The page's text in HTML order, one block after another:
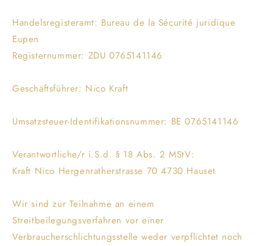
Handelsregisteramt: Bureau de la Sécurité juridique
Eupen
Registernummer: ZDU 0765141146
Geschäftsführer: Nico Kraft
Umsatzsteuer-Identifikationsnummer: BE 0765141146
Verantwortliche/r i.S.d. § 18 Abs. 2 MStV:
Kraft Nico Hergenratherstrasse 70 4730 Hauset
Wir sind zur Teilnahme an einem
Streitbeilegungsverfahren vor einer
Verbraucherschlichtungsstelle weder verpflichtet noch